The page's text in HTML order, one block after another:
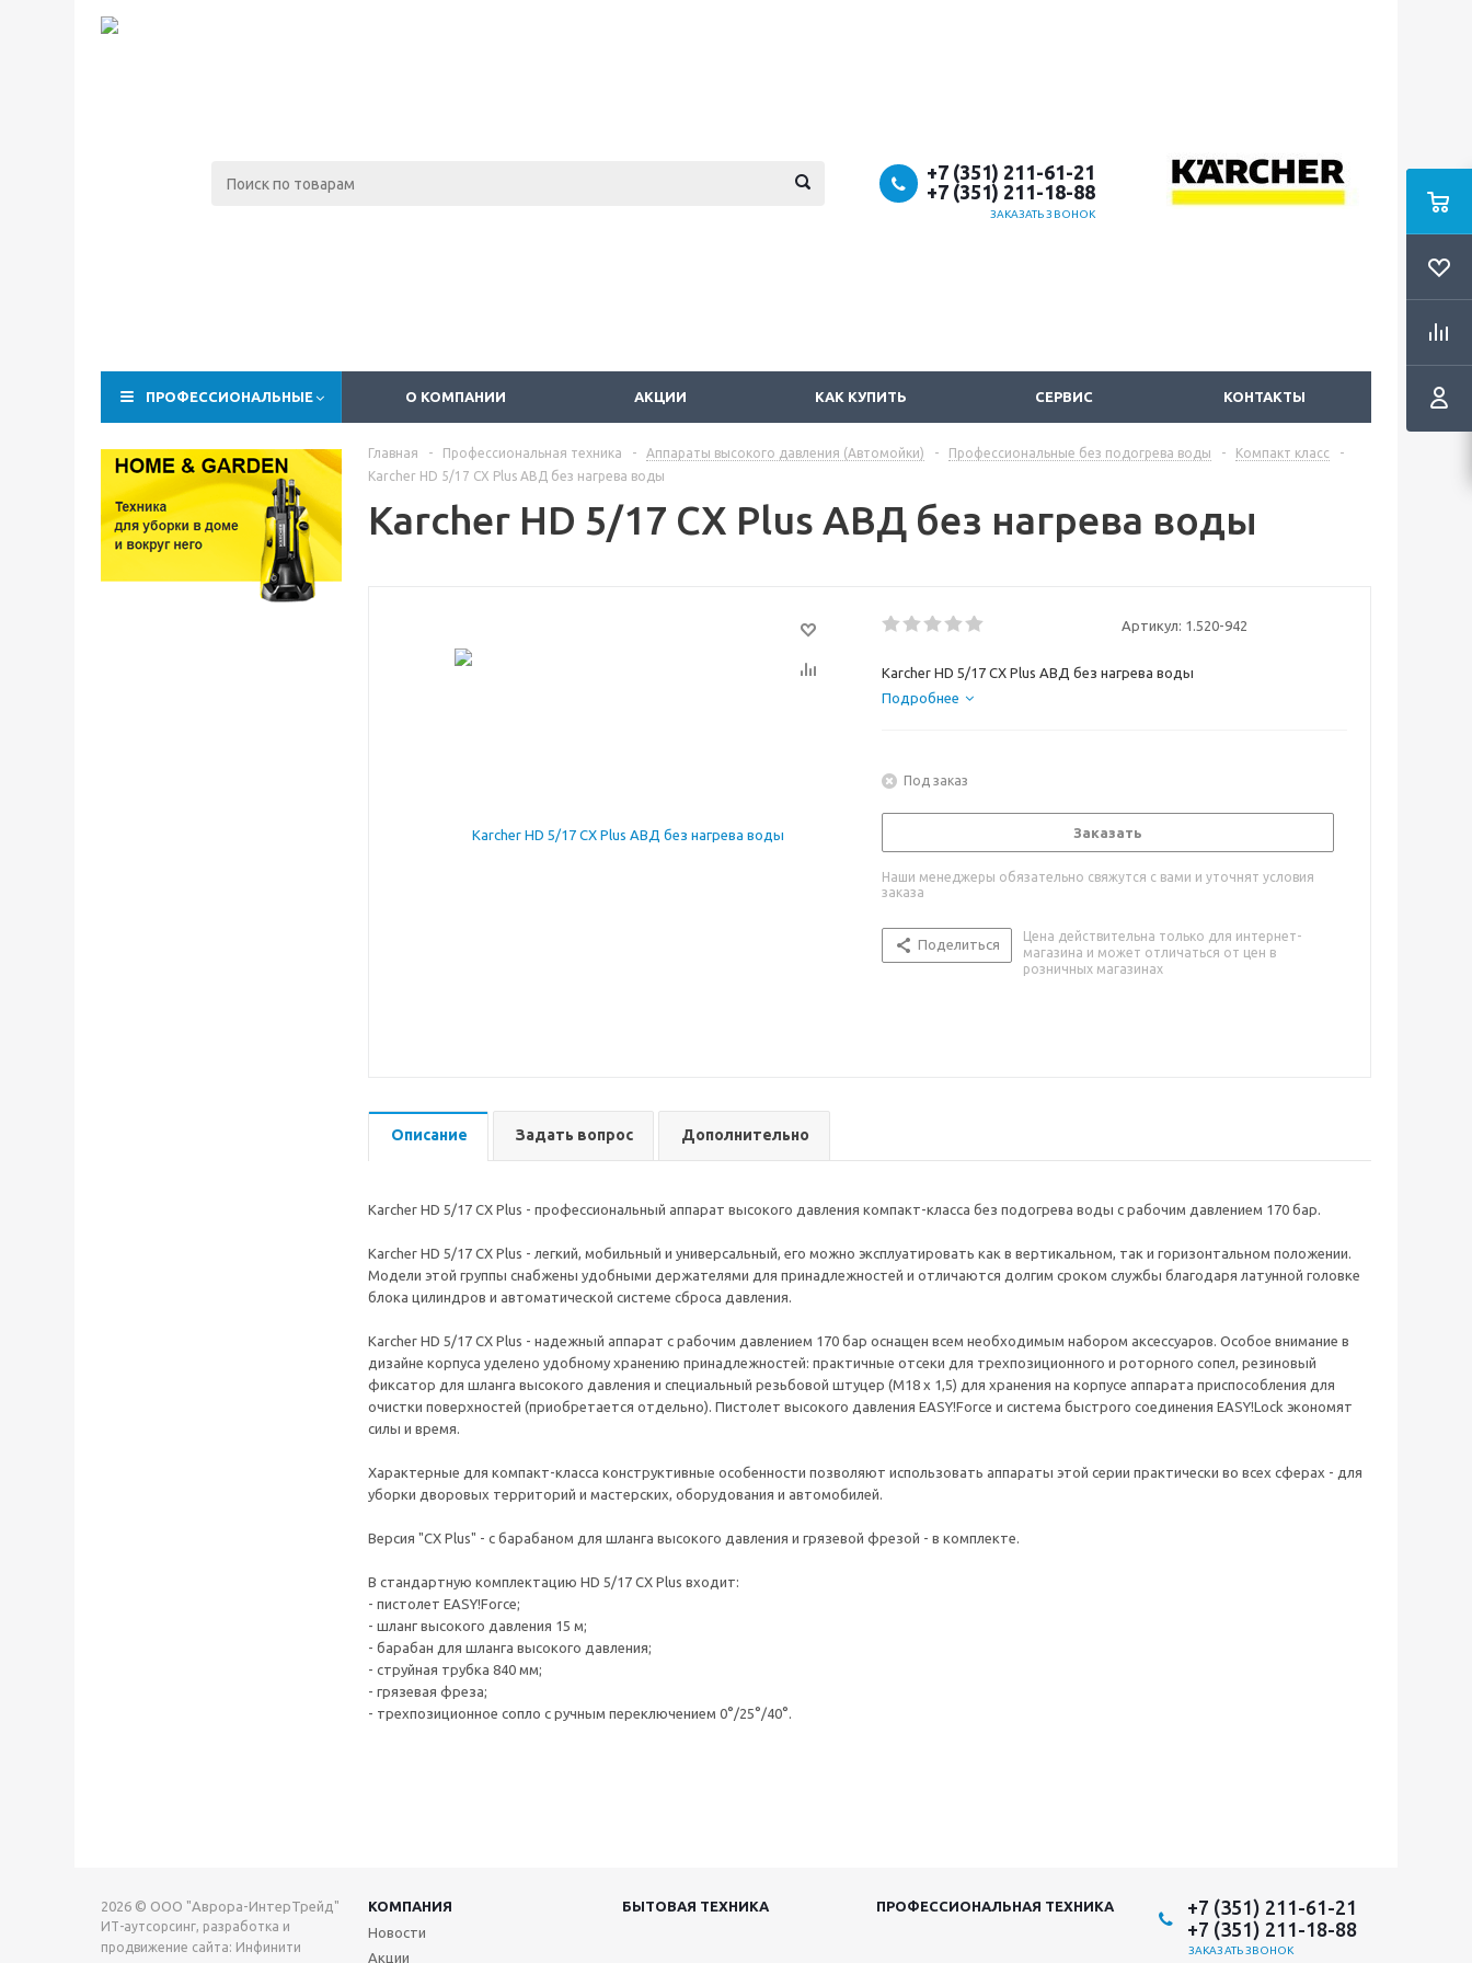
+7 (351) 211-61-21
+7 (351) 211-18-88
ЗАКАЗАТЬ ЗВОНОК
ПРОФЕССИОНАЛЬНЫЕ О КОМПАНИИ АКЦИИ КАК КУПИТЬ СЕРВИС КОНТАКТЫ
Главная - Профессиональная техника - Аппараты высокого давления (Автомойки) - Профессиональные без подогрева воды - Компакт класс
-
Karcher HD 5/17 CX Plus АВД без нагрева воды
Karcher HD 5/17 CX Plus АВД без нагрева воды
Артикул: 1.520-942
Karcher HD 5/17 CX Plus АВД без нагрева воды
Подробнее
Под заказ
Заказать
Наши менеджеры обязательно свяжутся с вами и уточнят условия
заказа
Поделиться
Цена действительна только для интернет-
магазина и может отличаться от цен в
розничных магазинах
Описание Задать вопрос Дополнительно
Karcher HD 5/17 CX Plus - профессиональный аппарат высокого давления компакт-класса без подогрева воды с рабочим давлением 170 бар.
Karcher HD 5/17 CX Plus - легкий, мобильный и универсальный, его можно эксплуатировать как в вертикальном, так и горизонтальном положении.
Модели этой группы снабжены удобными держателями для принадлежностей и отличаются долгим сроком службы благодаря латунной головке
блока цилиндров и автоматической системе сброса давления.
Karcher HD 5/17 CX Plus - надежный аппарат с рабочим давлением 170 бар оснащен всем необходимым набором аксессуаров. Особое внимание в
дизайне корпуса уделено удобному хранению принадлежностей: практичные отсеки для трехпозиционного и роторного сопел, резиновый
фиксатор для шланга высокого давления и специальный резьбовой штуцер (М18 x 1,5) для хранения на корпусе аппарата приспособления для
очистки поверхностей (приобретается отдельно). Пистолет высокого давления EASY!Force и система быстрого соединения EASY!Lock экономят
силы и время.
Характерные для компакт-класса конструктивные особенности позволяют использовать аппараты этой серии практически во всех сферах - для
уборки дворовых территорий и мастерских, оборудования и автомобилей.
Версия "CX Plus" - с барабаном для шланга высокого давления и грязевой фрезой - в комплекте.
В стандартную комплектацию HD 5/17 CX Plus входит:
- пистолет EASY!Force;
- шланг высокого давления 15 м;
- барабан для шланга высокого давления;
- струйная трубка 840 мм;
- грязевая фреза;
- трехпозиционное сопло с ручным переключением 0°/25°/40°.
2026 © ООО "Аврора-ИнтерТрейд"
ИТ-аутсорсинг, разработка и
продвижение сайта: Инфинити
КОМПАНИЯ БЫТОВАЯ ТЕХНИКА
ПРОФЕССИОНАЛЬНАЯ ТЕХНИКА
Новости
Акции
+7 (351) 211-61-21
+7 (351) 211-18-88
ЗАКАЗАТЬ ЗВОНОК